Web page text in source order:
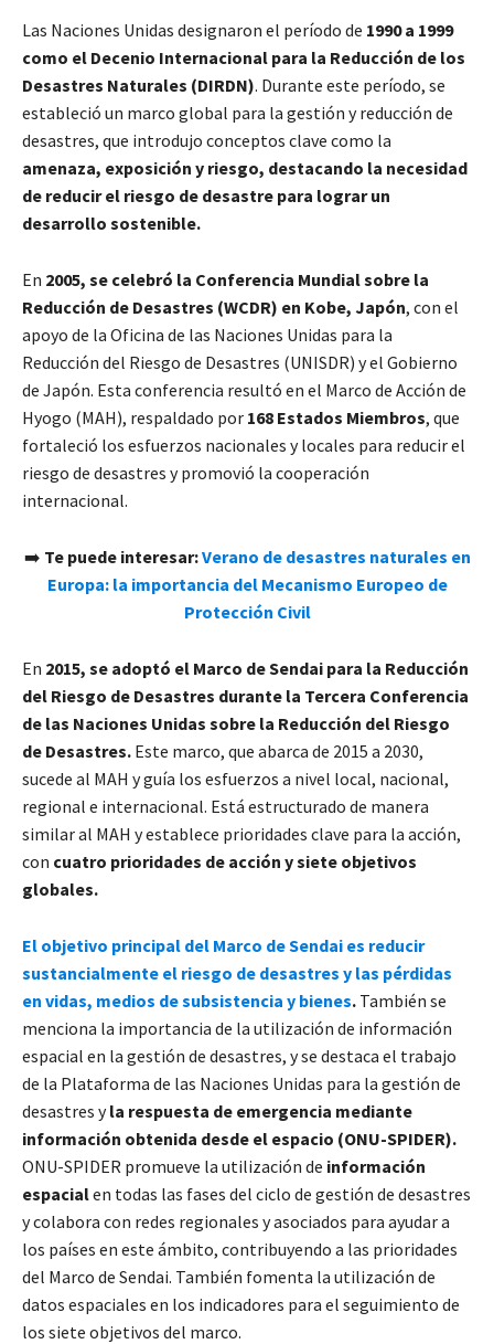
Las Naciones Unidas designaron el período de 1990 a 1999
como el Decenio Internacional para la Reducción de los
Desastres Naturales (DIRDN). Durante este período, se
estableció un marco global para la gestión y reducción de
desastres, que introdujo conceptos clave como la
amenaza, exposición y riesgo, destacando la necesidad
de reducir el riesgo de desastre para lograr un
desarrollo sostenible.
En 2005, se celebró la Conferencia Mundial sobre la
Reducción de Desastres (WCDR) en Kobe, Japón, con el
apoyo de la Oficina de las Naciones Unidas para la
Reducción del Riesgo de Desastres (UNISDR) y el Gobierno
de Japón. Esta conferencia resultó en el Marco de Acción de
Hyogo (MAH), respaldado por 168 Estados Miembros, que
fortaleció los esfuerzos nacionales y locales para reducir el
riesgo de desastres y promovió la cooperación
internacional.
➡️ Te puede interesar:Verano de desastres naturales en
Europa: la importancia del Mecanismo Europeo de
Protección Civil
En 2015, se adoptó el Marco de Sendai para la Reducción
del Riesgo de Desastres durante la Tercera Conferencia
de las Naciones Unidas sobre la Reducción del Riesgo
de Desastres. Este marco, que abarca de 2015 a 2030,
sucede al MAH y guía los esfuerzos a nivel local, nacional,
regional e internacional. Está estructurado de manera
similar al MAH y establece prioridades clave para la acción,
con cuatro prioridades de acción y siete objetivos
globales.
El objetivo principal del Marco de Sendai es reducir
sustancialmente el riesgo de desastres y las pérdidas
en vidas, medios de subsistencia y bienes. También se
menciona la importancia de la utilización de información
espacial en la gestión de desastres, y se destaca el trabajo
de la Plataforma de las Naciones Unidas para la gestión de
desastres yla respuesta de emergencia mediante
información obtenida desde el espacio (ONU-SPIDER).
ONU-SPIDER promueve la utilización de información
espacialen todas las fases del ciclo de gestión de desastres
y colabora con redes regionales y asociados para ayudar a
los países en este ámbito, contribuyendo a las prioridades
del Marco de Sendai. También fomenta la utilización de
datos espaciales en los indicadores para el seguimiento de
los siete objetivos del marco.